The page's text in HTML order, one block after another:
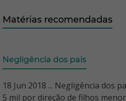
Matérias recomendadas
Negligência dos pais
18 Jun 2018 ... Negligência dos
5 mil por direção de filhos